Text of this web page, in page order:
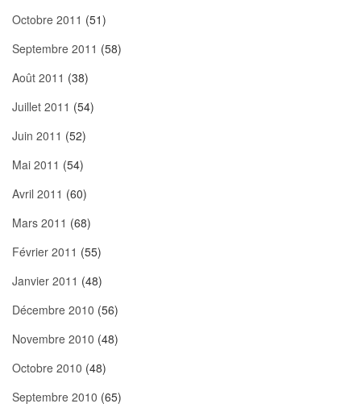
Octobre 2011 (51)
Septembre 2011 (58)
Août 2011 (38)
Juillet 2011 (54)
Juin 2011 (52)
Mai 2011 (54)
Avril 2011 (60)
Mars 2011 (68)
Février 2011 (55)
Janvier 2011 (48)
Décembre 2010 (56)
Novembre 2010 (48)
Octobre 2010 (48)
Septembre 2010 (65)